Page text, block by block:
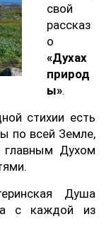
свой
рассказ
о
«Духах
природ
ы».
стихии есть
по всей Земле,
Духом
Душа
с каждой из